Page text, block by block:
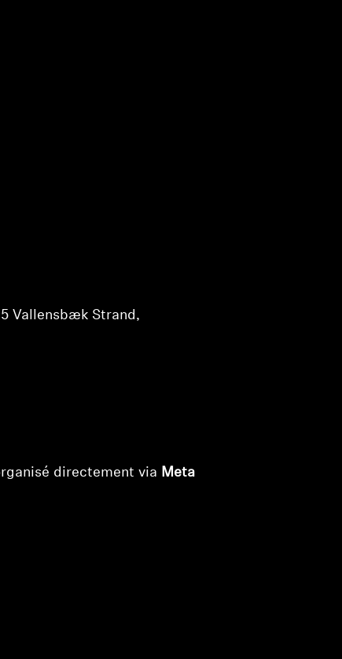
Vallensbæk Strand,
directement via Meta